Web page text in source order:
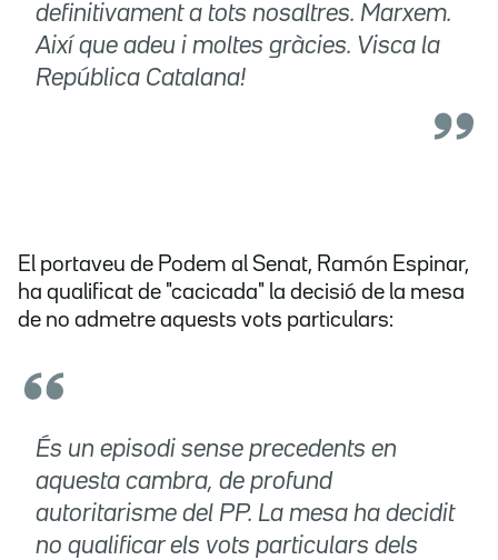
definitivament a tots nosaltres. Marxem.
Així que adeu i moltes gràcies. Visca la
República Catalana!
El portaveu de Podem al Senat, Ramón Espinar,
ha qualificat de "cacicada" la decisió de la mesa
de no admetre aquests vots particulars:
És un episodi sense precedents en
aquesta cambra, de profund
autoritarisme del PP. La mesa ha decidit
no qualificar els vots particulars dels